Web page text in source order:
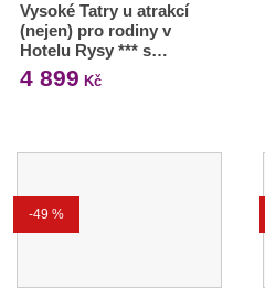
Vysoké Tatry u atrakcí
(nejen) pro rodiny v
Hotelu Rysy *** s…
4 899 Kč
-49 %